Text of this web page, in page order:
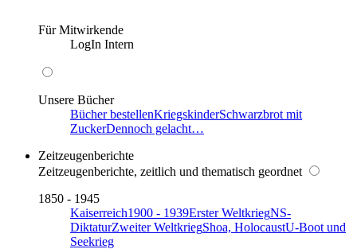
Für Mitwirkende
LogIn Intern
Unsere Bücher
Bücher bestellenKriegskinderSchwarzbrot mit
ZuckerDennoch gelacht…
Zeitzeugenberichte
Zeitzeugenberichte, zeitlich und thematisch geordnet
1850 - 1945
Kaiserreich1900 - 1939Erster WeltkriegNS-
DiktaturZweiter WeltkriegShoa, HolocaustU-Boot und
Seekrieg